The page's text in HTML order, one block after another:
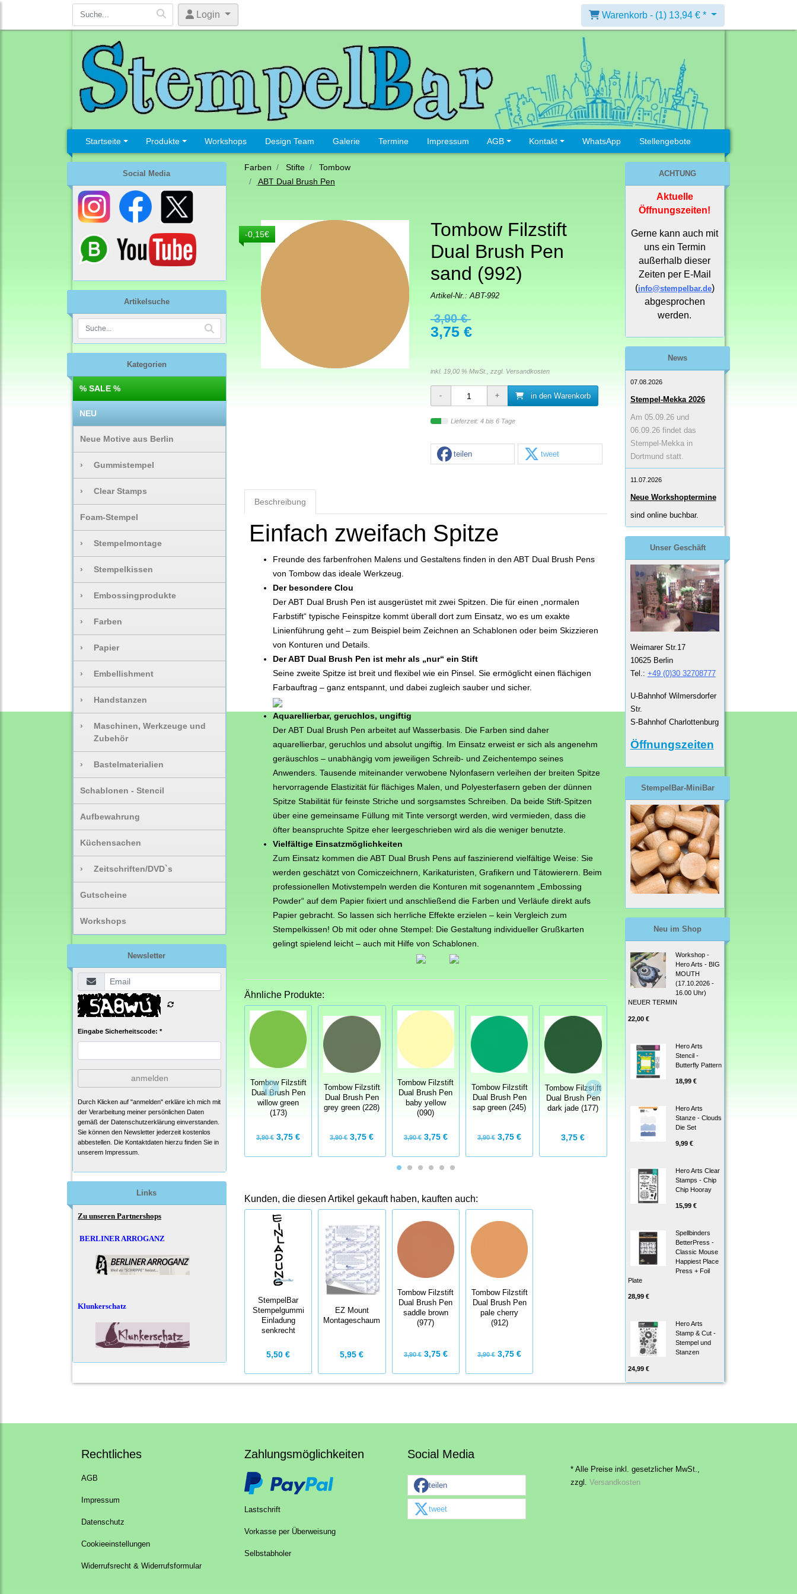
Login Warenkorb - (1) 13,94 € *
Startseite Produkte Workshops Design Team Galerie Termine Impressum AGB Kontakt WhatsApp Stellengebote
Social Media
Artikelsuche
Kategorien
% SALE %
NEU
Neue Motive aus Berlin
› Gummistempel
› Clear Stamps
Foam-Stempel
› Stempelmontage
› Stempelkissen
› Embossingprodukte
› Farben
› Papier
› Embellishment
› Handstanzen
›
Maschinen, Werkzeuge und
Zubehör
› Bastelmaterialien
Schablonen - Stencil
Aufbewahrung
Küchensachen
› Zeitschriften/DVD`s
Gutscheine
Workshops
Newsletter
Eingabe Sicherheitscode: *
anmelden
Durch Klicken auf "anmelden" erkläre ich mich mit
der Verarbeitung meiner persönlichen Daten
gemäß der Datenschutzerklärung einverstanden.
Sie können den Newsletter jederzeit kostenlos
abbestellen. Die Kontaktdaten hierzu finden Sie in
unserem Impressum.
Links
Zu unseren Partnershops
BERLINER ARROGANZ
Klunkerschatz
Farben Stifte
Tombow
ABT Dual Brush Pen
-0,15€
Tombow Filzstift
Dual Brush Pen
sand (992)
Artikel-Nr.:ABT-992
3,90 €
3,75 €
inkl. 19,00 % MwSt., zzgl. Versandkosten
in den Warenkorb
Lieferzeit: 4 bis 6 Tage
teilen tweet
Beschreibung
Einfach zweifach Spitze
Freunde des farbenfrohen Malens und Gestaltens finden in den ABT Dual Brush Pens
von Tombow das ideale Werkzeug.
Der besondere Clou
Der ABT Dual Brush Pen ist ausgerüstet mit zwei Spitzen. Die für einen „normalen
Farbstift“ typische Feinspitze kommt überall dort zum Einsatz, wo es um exakte
Linienführung geht – zum Beispiel beim Zeichnen an Schablonen oder beim Skizzieren
von Konturen und Details.
Der ABT Dual Brush Pen ist mehr als „nur“ ein Stift
Seine zweite Spitze ist breit und flexibel wie ein Pinsel. Sie ermöglicht einen flächigen
Farbauftrag – ganz entspannt, und dabei zugleich sauber und sicher.
Aquarellierbar, geruchlos, ungiftig
Der ABT Dual Brush Pen arbeitet auf Wasserbasis. Die Farben sind daher
aquarellierbar, geruchlos und absolut ungiftig. Im Einsatz erweist er sich als angenehm
geräuschlos – unabhängig vom jeweiligen Schreib- und Zeichentempo seines
Anwenders. Tausende miteinander verwobene Nylonfasern verleihen der breiten Spitze
hervorragende Elastizität für flächiges Malen, und Polyesterfasern geben der dünnen
Spitze Stabilität für feinste Striche und sorgsamstes Schreiben. Da beide Stift-Spitzen
über eine gemeinsame Füllung mit Tinte versorgt werden, wird vermieden, dass die
öfter beanspruchte Spitze eher leergeschrieben wird als die weniger benutzte.
Vielfältige Einsatzmöglichkeiten
Zum Einsatz kommen die ABT Dual Brush Pens auf faszinierend vielfältige Weise: Sie
werden geschätzt von Comiczeichnern, Karikaturisten, Grafikern und Tätowierern. Beim
professionellen Motivstempeln werden die Konturen mit sogenanntem „Embossing
Powder“ auf dem Papier fixiert und anschließend die Farben und Verläufe direkt aufs
Papier gebracht. So lassen sich herrliche Effekte erzielen – kein Vergleich zum
Stempelkissen! Ob mit oder ohne Stempel: Die Gestaltung individueller Grußkarten
gelingt spielend leicht – auch mit Hilfe von Schablonen.
Ähnliche Produkte:
Tombow Filzstift
Dual Brush Pen
willow green
(173)
3,90 €3,75 €
Tombow Filzstift
Dual Brush Pen
grey green (228)
3,90 €3,75 €
Tombow Filzstift
Dual Brush Pen
baby yellow
(090)
3,90 €3,75 €
Tombow Filzstift
Dual Brush Pen
sap green (245)
3,90 €3,75 €
Tombow Filzstift
Dual Brush Pen
dark jade (177)
3,75 €
light green (195)
3,90 €3,75 €
light olive (126)
Kunden, die diesen Artikel gekauft haben, kauften auch:
StempelBar
Stempelgummi
Einladung
senkrecht
5,50 €
EZ Mount
Montageschaum
5,95 €
Tombow Filzstift
Dual Brush Pen
saddle brown
(977)
3,90 €3,75 €
Tombow Filzstift
Dual Brush Pen
pale cherry
(912)
3,90 €3,75 €
ACHTUNG
Aktuelle
Öffnungszeiten!
Gerne kann auch mit
uns ein Termin
außerhalb dieser
Zeiten per E-Mail
(info@stempelbar.de)
abgesprochen
werden.
News
07.08.2026
Stempel-Mekka 2026
Am 05.09.26 und
06.09.26 findet das
Stempel-Mekka in
Dortmund statt.
11.07.2026
Neue Workshoptermine
sind online buchbar.
Unser Geschäft
Weimarer Str.17
10625 Berlin
Tel.: +49 (0)30 32708777
U-Bahnhof Wilmersdorfer
Str.
S-Bahnhof Charlottenburg
Öffnungszeiten
StempelBar-MiniBar
Neu im Shop
Workshop -
Hero Arts - BIG
MOUTH
(17.10.2026 -
16.00 Uhr)
NEUER TERMIN
22,00 €
Hero Arts
Stencil -
Butterfly Pattern
18,99 €
Hero Arts
Stanze - Clouds
Die Set
9,99 €
Hero Arts Clear
Stamps - Chip
Chip Hooray
15,99 €
Spellbinders
BetterPress -
Classic Mouse
Happiest Place
Press + Foil
Plate
28,99 €
Hero Arts
Stamp & Cut -
Stempel und
Stanzen
24,99 €
Rechtliches
AGB
Impressum
Datenschutz
Cookieeinstellungen
Widerrufsrecht & Widerrufsformular
Zahlungsmöglichkeiten
Lastschrift
Vorkasse per Überweisung
Selbstabholer
Social Media
teilen
tweet
* Alle Preise inkl. gesetzlicher MwSt.,
zzgl.
Versandkosten